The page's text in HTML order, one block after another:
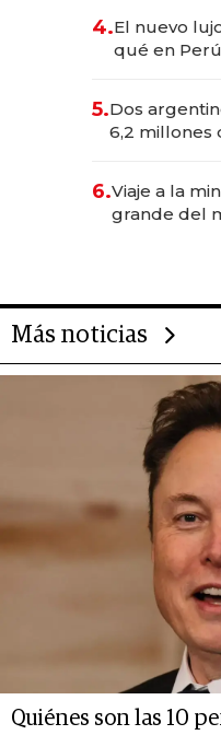
4.El nuevo
qué en
para
5.Dos
6,2 millones
6.Viaje a la
grande del
Más noticias
Quiénes son las 10